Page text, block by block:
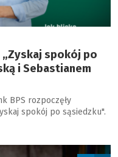
„Zyskaj spokój po
i Sebastianem
BPS rozpoczęły
spokój po sąsiedzku".